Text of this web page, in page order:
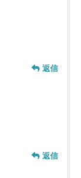
返信
返信